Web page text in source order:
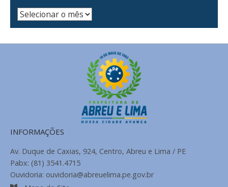
Arquivo
INFORMAÇÕES
Av. Duque de Caxias, 924, Centro, Abreu e Lima / PE
Pabx: (81) 3541.4715
Ouvidoria: ouvidoria@abreuelima.pe.gov.br